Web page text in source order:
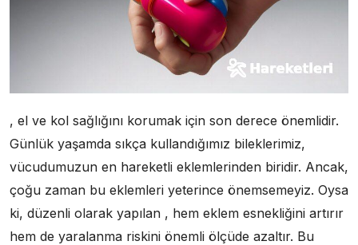
, el ve kol sağlığını korumak için son derece önemlidir.
Günlük yaşamda sıkça kullandığımız bileklerimiz,
vücudumuzun en hareketli eklemlerinden biridir. Ancak,
çoğu zaman bu eklemleri yeterince önemsemeyiz. Oysa
ki, düzenli olarak yapılan , hem eklem esnekliğini artırır
hem de yaralanma riskini önemli ölçüde azaltır. Bu